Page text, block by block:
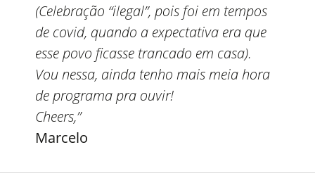
(Celebração “ilegal”, pois foi em tempos
de covid, quando a expectativa era que
esse povo ficasse trancado em casa).
Vou nessa, ainda tenho mais meia hora
de programa pra ouvir!
Cheers,”
Marcelo